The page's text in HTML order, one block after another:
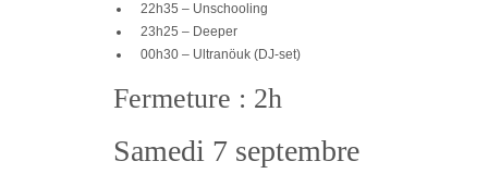
22h35 – Unschooling
23h25 – Deeper
00h30 – Ultranöuk (DJ-set)
Fermeture : 2h
Samedi 7 septembre